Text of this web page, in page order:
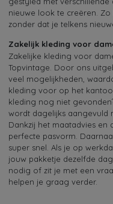
nieuwe look te creëren.
zonder dat je telkens
Zakelijk kleding voor
Zakelijke kleding voor
Topvintage. Door ons
veel mogelijkheden,
kleding voor op het
kleding nog niet
wordt dagelijks aangevuld
Dankzij het maatadvies en
perfecte pasvorm.
super snel. Als je op
jouw pakketje dezelfde
nodig of zit je met een
helpen je graag verder.